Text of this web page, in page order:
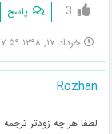
3 پاسخ
خرداد ۱۷, ۱۳۹۸ ۷:۵۹ ب.ظ
Rozhan
لطفا هر چه زودتر ترجمه